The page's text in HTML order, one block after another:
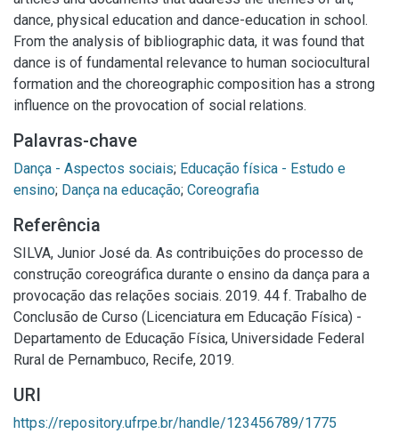
dance, physical education and dance-education in school.
From the analysis of bibliographic data, it was found that
dance is of fundamental relevance to human sociocultural
formation and the choreographic composition has a strong
influence on the provocation of social relations.
Palavras-chave
Dança - Aspectos sociais; Educação física - Estudo e
ensino; Dança na educação; Coreografia
Referência
SILVA, Junior José da. As contribuições do processo de
construção coreográfica durante o ensino da dança para a
provocação das relações sociais. 2019. 44 f. Trabalho de
Conclusão de Curso (Licenciatura em Educação Física) -
Departamento de Educação Física, Universidade Federal
Rural de Pernambuco, Recife, 2019.
URI
https://repository.ufrpe.br/handle/123456789/1775